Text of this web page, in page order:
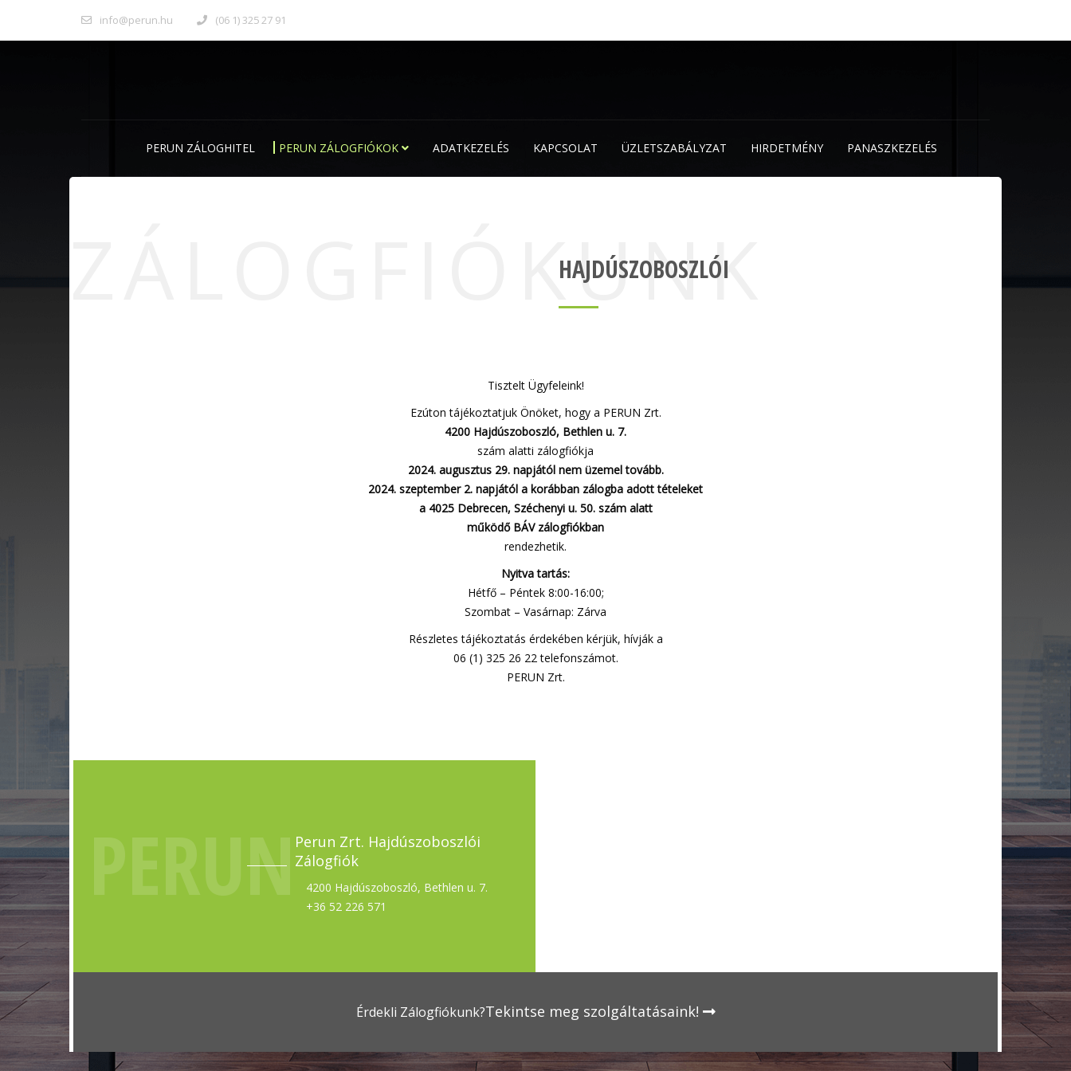
info@perun.hu (06 1) 325 27 91
PERUN ZÁLOGHITEL PERUN ZÁLOGFIÓKOK ADATKEZELÉS KAPCSOLAT ÜZLETSZABÁLYZAT HIRDETMÉNY PANASZKEZELÉS
ZÁLOGFIÓKUNK
HAJDÚSZOBOSZLÓI
Tisztelt Ügyfeleink!
Ezúton tájékoztatjuk Önöket, hogy a PERUN Zrt.
4200 Hajdúszoboszló, Bethlen u. 7.
szám alatti zálogfiókja
2024. augusztus 29. napjától nem üzemel tovább.
2024. szeptember 2. napjától a korábban zálogba adott tételeket
a 4025 Debrecen, Széchenyi u. 50. szám alatt
működő BÁV zálogfiókban
rendezhetik.
Nyitva tartás:
Hétfő – Péntek 8:00-16:00;
Szombat – Vasárnap: Zárva
Részletes tájékoztatás érdekében kérjük, hívják a
06 (1) 325 26 22 telefonszámot.
PERUN Zrt.
PERUN Perun Zrt. Hajdúszoboszlói
Zálogfiók
4200 Hajdúszoboszló, Bethlen u. 7.
+36 52 226 571
Érdekli Zálogfiókunk?Tekintse meg szolgáltatásaink!